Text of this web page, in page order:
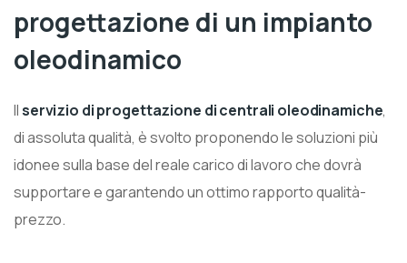
progettazione di un impianto
oleodinamico
Ilservizio di progettazione di centrali oleodinamiche,
di assoluta qualità, è svolto proponendo le soluzioni più
idonee sulla base del reale carico di lavoro che dovrà
supportare e garantendo un ottimo rapporto qualità-
prezzo.